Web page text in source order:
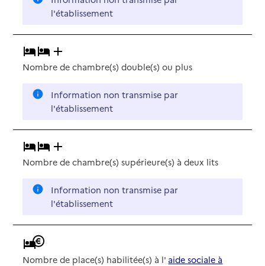
l'établissement
Nombre de chambre(s) double(s)ou plus
Information non transmise par
l'établissement
Nombre de chambre(s) supérieure(s) à deux lits
Information non transmise par
l'établissement
Nombre de place(s) habilitée(s) à l' aide sociale à